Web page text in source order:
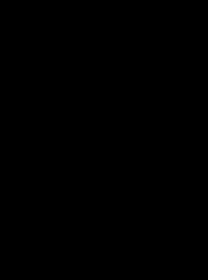
las ultrazorras?
catálogo de
se encuentre disponible